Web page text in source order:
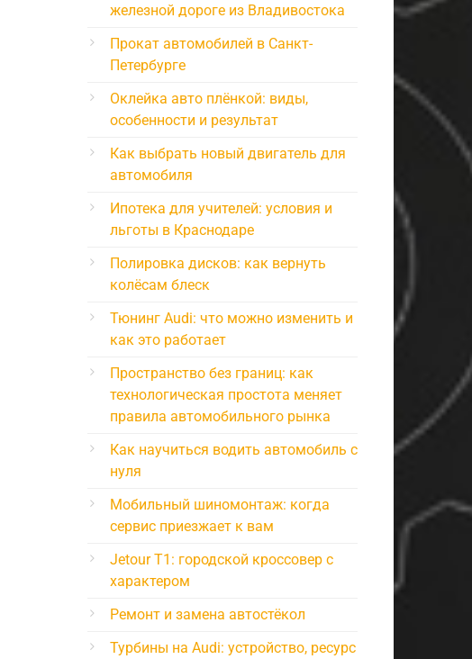
железной дороге из Владивостока
Прокат автомобилей в Санкт-
Петербурге
Оклейка авто плёнкой: виды,
особенности и результат
Как выбрать новый двигатель для
автомобиля
Ипотека для учителей: условия и
льготы в Краснодаре
Полировка дисков: как вернуть
колёсам блеск
Тюнинг Audi: что можно изменить и
как это работает
Пространство без границ: как
технологическая простота меняет
правила автомобильного рынка
Как научиться водить автомобиль с
нуля
Мобильный шиномонтаж: когда
сервис приезжает к вам
Jetour T1: городской кроссовер с
характером
Ремонт и замена автостёкол
Турбины на Audi: устройство, ресурс